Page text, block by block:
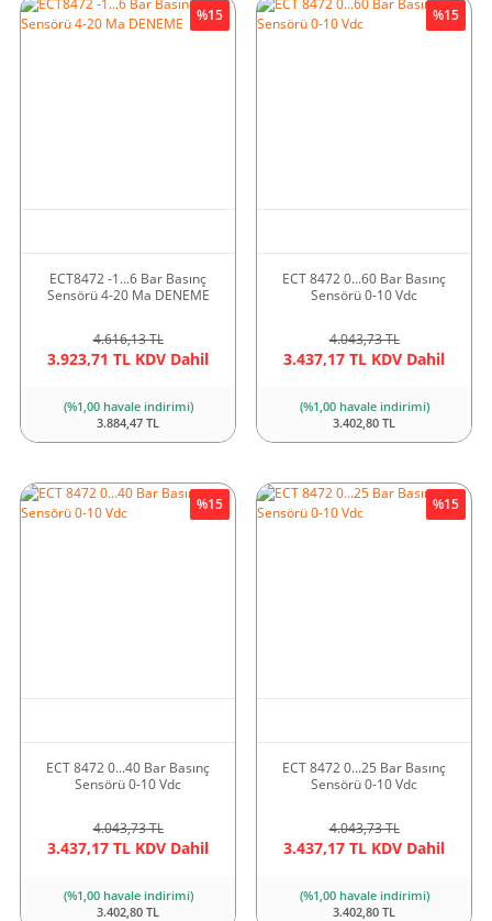
ECT8472 -1...6 Bar Basınç
Sensörü 4-20 Ma DENEME
4.616,13 TL
3.923,71 TL KDV Dahil
%15
(%1,00 havale indirimi)
3.884,47 TL
ECT 8472 0...60 Bar Basınç
Sensörü 0-10 Vdc
4.043,73 TL
3.437,17 TL KDV Dahil
%15
(%1,00 havale indirimi)
3.402,80 TL
ECT 8472 0...40 Bar Basınç
Sensörü 0-10 Vdc
4.043,73 TL
3.437,17 TL KDV Dahil
%15
(%1,00 havale indirimi)
3.402,80 TL
ECT 8472 0...25 Bar Basınç
Sensörü 0-10 Vdc
4.043,73 TL
3.437,17 TL KDV Dahil
%15
(%1,00 havale indirimi)
3.402,80 TL